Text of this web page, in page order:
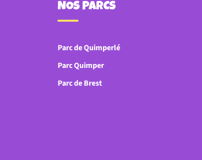
NOS PARCS
Parc de Quimperlé
Parc Quimper
Parc de Brest